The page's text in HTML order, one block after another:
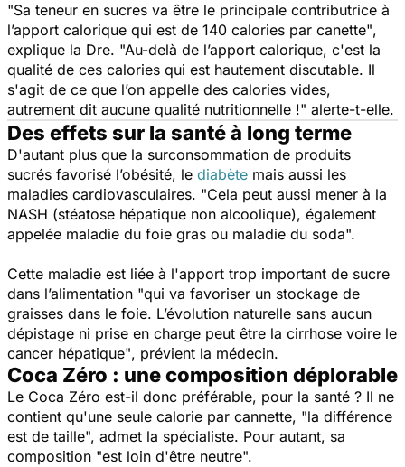
"Sa teneur en sucres va être le principale contributrice à
l’apport calorique qui est de 140 calories par canette",
explique la Dre. "Au-delà de l’apport calorique, c'est la
qualité de ces calories qui est hautement discutable. Il
s'agit de ce que l’on appelle des calories vides,
autrement dit aucune qualité nutritionnelle !" alerte-t-elle.
Des effets sur la santé à long terme
D'autant plus que la surconsommation de produits
sucrés favorisé l’obésité, le diabète mais aussi les
maladies cardiovasculaires. "Cela peut aussi mener à la
NASH (stéatose hépatique non alcoolique), également
appelée maladie du foie gras ou maladie du soda".
Cette maladie est liée à l'apport trop important de sucre
dans l’alimentation "qui va favoriser un stockage de
graisses dans le foie. L’évolution naturelle sans aucun
dépistage ni prise en charge peut être la cirrhose voire le
cancer hépatique", prévient la médecin.
Coca Zéro : une composition déplorable
Le Coca Zéro est-il donc préférable, pour la santé ? Il ne
contient qu'une seule calorie par cannette, "la différence
est de taille", admet la spécialiste. Pour autant, sa
composition "est loin d'être neutre".